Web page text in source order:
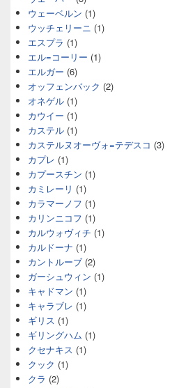
ウェーベルン (1)
ウッチェリーニ (1)
エスプラ (1)
エル=コーリー (1)
エルガー (6)
オッフェンバック (2)
オネゲル (1)
カウイー (1)
カステル (1)
カステルヌオーヴォ=テデスコ (3)
カプレ (1)
カプースチン (1)
カミレーリ (1)
カラマーノフ (1)
カリンニコフ (1)
カルウォヴィチ (1)
カルドーナ (1)
カントルーブ (2)
ガーシュウィン (1)
キャドマン (1)
キャラブレ (1)
ギリス (1)
ギリングハム (1)
クセナキス (1)
クック (1)
クラ (2)